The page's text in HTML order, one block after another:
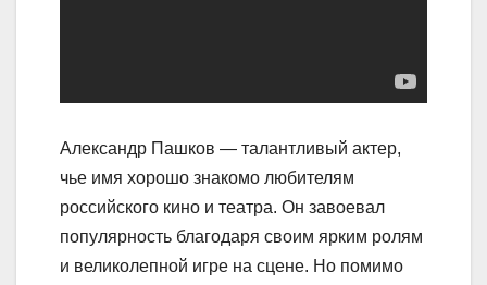
Александр Пашков — талантливый актер,
чье имя хорошо знакомо любителям
российского кино и театра. Он завоевал
популярность благодаря своим ярким ролям
и великолепной игре на сцене. Но помимо